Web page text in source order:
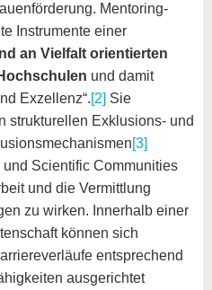
Mentoring-
Instrumente einer
an Vielfalt orientierten
und damit
Exzellenz“.[2] Sie
strukturellen Exklusions- und
[3]
Scientific Communities
und die Vermittlung
zu wirken. Innerhalb einer
können sich
entsprechend
ausgerichtet